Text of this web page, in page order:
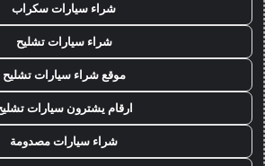
شراء سيارات سكراب
شراء سيارات تشليح
موقع شراء سيارات تشليح
ارقام يشترون سيارات
شراء سيارات مصدومة